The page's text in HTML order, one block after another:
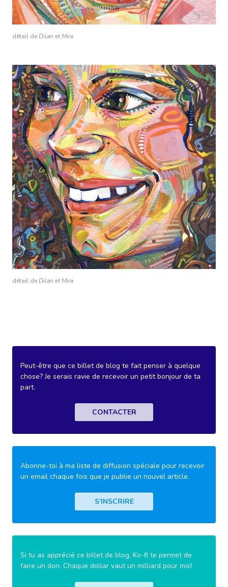
détail deDilan et Mira
détail deDilan et Mira
Peut-être que ce billet de blog te fait penser à quelque
chose? Je serais ravie de recevoir un petit bonjour de ta
part.
CONTACTER
Abonne-toi à ma liste de diffusion spéciale pour recevoir
un email chaque fois que je publie un nouvel article.
S’INSCRIRE
Si tu as apprécié ce billet de blog, Ko-fi te permet de
faire un don. Chaque dollar vaut un milliard pour moi!